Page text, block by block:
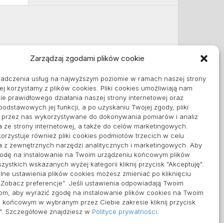
Zarządzaj zgodami plików cookie
usług na najwyższym poziomie w ramach naszej strony
korzystamy z plików cookies. Pliki cookies umożliwiają nam
prawidłowego działania naszej strony internetowej oraz
jej funkcji, a po uzyskaniu Twojej zgody, pliki
nas wykorzystywane do dokonywania pomiarów i analiz
ze strony internetowej, a także do celów marketingowych.
również pliki cookies podmiotów trzecich w celu
z zewnętrznych narzędzi analitycznych i marketingowych. Aby
na instalowanie na Twoim urządzeniu końcowym plików
wskazanych wyżej kategorii kliknij przycisk "Akceptuję".
ustawienia plików cookies możesz zmieniać po kliknięciu
preferencje”. Jeśli ustawienia odpowiadają Twoim
aby wyrazić zgodę na instalowanie plików cookies na Twoim
końcowym w wybranym przez Ciebie zakresie kliknij przycisk
Szczegółowe znajdziesz w Polityce prywatności
Informacje
Polityka plików cookies (EU)
Polityka prywatności